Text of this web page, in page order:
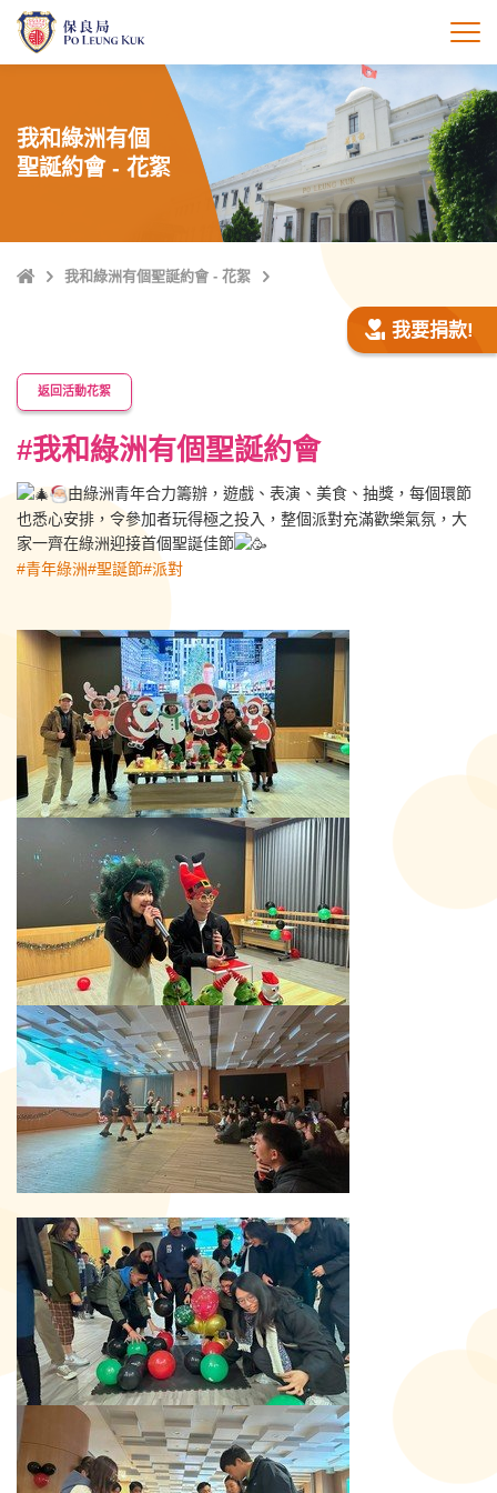
打
我和綠洲有個
聖誕約會 - 花絮
主
我和綠洲有個聖誕約會 - 花絮
我要捐款!
返回活動花絮
#我和綠洲有個聖誕約會
由綠洲青年合力籌辦，遊戲、表演、美食、抽獎，每個環節
也悉心安排，令參加者玩得極之投入，整個派對充滿歡樂氣氛，大
家一齊在綠洲迎接首個聖誕佳節
#青年綠洲#聖誕節#派對